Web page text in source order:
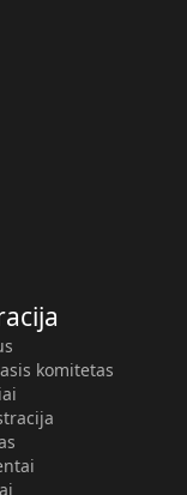
komitetas